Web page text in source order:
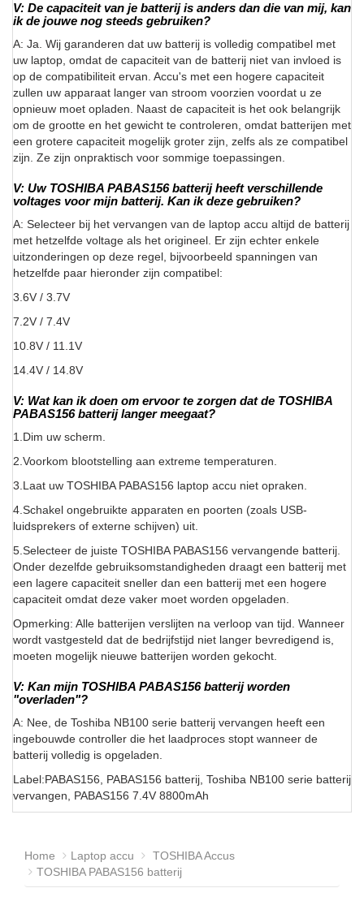
V: De capaciteit van je batterij is anders dan die van mij, kan
ik de jouwe nog steeds gebruiken?
A: Ja. Wij garanderen dat uw batterij is volledig compatibel met
uw laptop, omdat de capaciteit van de batterij niet van invloed is
op de compatibiliteit ervan. Accu's met een hogere capaciteit
zullen uw apparaat langer van stroom voorzien voordat u ze
opnieuw moet opladen. Naast de capaciteit is het ook belangrijk
om de grootte en het gewicht te controleren, omdat batterijen met
een grotere capaciteit mogelijk groter zijn, zelfs als ze compatibel
zijn. Ze zijn onpraktisch voor sommige toepassingen.
V: Uw TOSHIBA PABAS156 batterij heeft verschillende
voltages voor mijn batterij. Kan ik deze gebruiken?
A: Selecteer bij het vervangen van de laptop accu altijd de batterij
met hetzelfde voltage als het origineel. Er zijn echter enkele
uitzonderingen op deze regel, bijvoorbeeld spanningen van
hetzelfde paar hieronder zijn compatibel:
3.6V / 3.7V
7.2V / 7.4V
10.8V / 11.1V
14.4V / 14.8V
V: Wat kan ik doen om ervoor te zorgen dat de TOSHIBA
PABAS156 batterij langer meegaat?
1.Dim uw scherm.
2.Voorkom blootstelling aan extreme temperaturen.
3.Laat uw TOSHIBA PABAS156 laptop accu niet opraken.
4.Schakel ongebruikte apparaten en poorten (zoals USB-
luidsprekers of externe schijven) uit.
5.Selecteer de juiste TOSHIBA PABAS156 vervangende batterij.
Onder dezelfde gebruiksomstandigheden draagt een batterij met
een lagere capaciteit sneller dan een batterij met een hogere
capaciteit omdat deze vaker moet worden opgeladen.
Opmerking: Alle batterijen verslijten na verloop van tijd. Wanneer
wordt vastgesteld dat de bedrijfstijd niet langer bevredigend is,
moeten mogelijk nieuwe batterijen worden gekocht.
V: Kan mijn TOSHIBA PABAS156 batterij worden
"overladen"?
A: Nee, de Toshiba NB100 serie batterij vervangen heeft een
ingebouwde controller die het laadproces stopt wanneer de
batterij volledig is opgeladen.
Label:PABAS156, PABAS156 batterij, Toshiba NB100 serie batterij
vervangen, PABAS156 7.4V 8800mAh
Home Laptop accu
TOSHIBA Accus
TOSHIBA PABAS156 batterij